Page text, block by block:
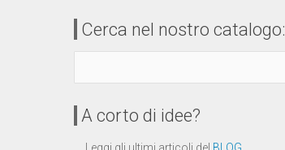
Cerca nel nostro catalogo:
A corto di idee?
Leggi gli ultimi articoli del BLOG